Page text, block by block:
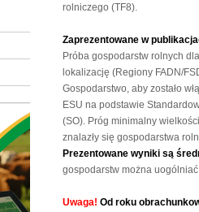
rolniczego (TF8).
Zaprezentowane w
Próba gospodarstw rolnych
lokalizację (Regiony FADN/
Gospodarstwo, aby zostało
ESU na podstawie
(SO). Próg minimalny
znalazły się gospodarstwa
Prezentowane wyniki są
gospodarstw można
Uwaga! Od roku